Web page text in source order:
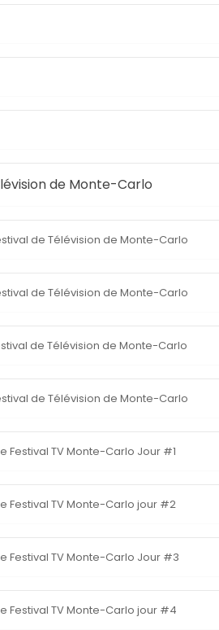
de Monte-Carlo
de Télévision de Monte-Carlo
de Télévision de Monte-Carlo
de Télévision de Monte-Carlo
de Télévision de Monte-Carlo
Festival TV Monte-Carlo Jour #1
Festival TV Monte-Carlo jour #2
Festival TV Monte-Carlo Jour #3
Festival TV Monte-Carlo jour #4